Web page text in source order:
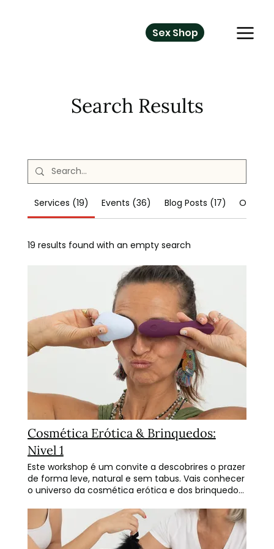
Sex Shop
Search Results
Services (19) Events (36) Blog Posts (17) Other
19 results found with an empty search
Cosmética Erótica & Brinquedos:
Nivel 1
Este workshop é um convite a descobrires o prazer
de forma leve, natural e sem tabus. Vais conhecer
o universo da cosmética erótica e dos brinquedos
curiosidade, humor e presença. Durante duas
horas, criamos um espaço seguro para explorares
produtos que despertam os sentidos, aprenderes